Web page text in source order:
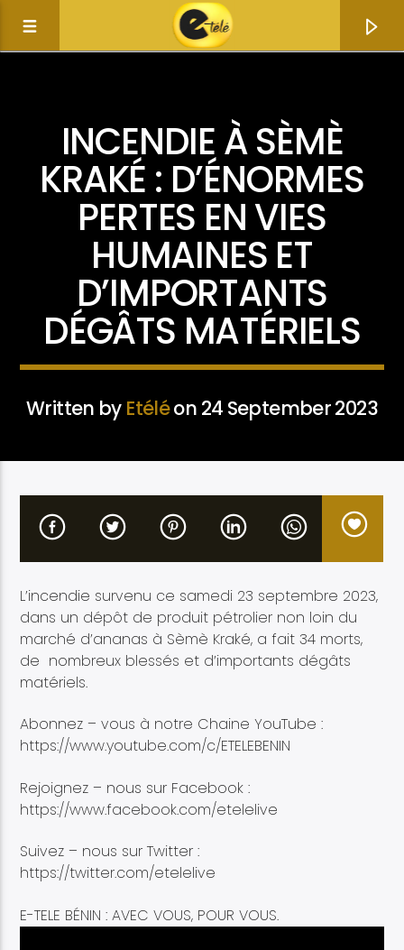
Current track
Title
Etele en direct
INCENDIE À SÈMÈ
KRAKÉ : D’ÉNORMES
PERTES EN VIES
HUMAINES ET
D’IMPORTANTS
DÉGÂTS MATÉRIELS
Written by Etéléon 24 September 2023
L’incendie survenu ce samedi 23 septembre 2023,
dans un dépôt de produit pétrolier non loin du
marché d’ananas à Sèmè Kraké, a fait 34 morts,
de nombreux blessés et d’importants dégâts
matériels.
Abonnez – vous à notre Chaine YouTube :
https://www.youtube.com/c/ETELEBENIN
Rejoignez – nous sur Facebook :
https://www.facebook.com/etelelive
Suivez – nous sur Twitter :
https://twitter.com/etelelive
E-TELE BÉNIN : AVEC VOUS, POUR VOUS.